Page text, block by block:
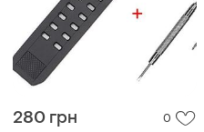
280 грн 0